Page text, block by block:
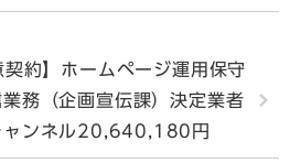
約】ホームページ運用保守
務（企画宣伝課）決定業者
ャンネル20,640,180円